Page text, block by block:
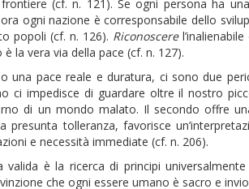
(cf. n. 121). Se ogni persona ha
ogni nazione è corresponsabile dello
popoli (cf. n. 126). Riconoscere
la vera via della pace (cf. n. 127).
una pace reale e duratura, ci sono due
ci impedisce di guardare oltre il nostro
di un mondo malato. Il secondo offre
presunta tolleranza, favorisce
e necessità immediate (cf. n. 206).
valida è la ricerca di principi
che ogni essere umano è sacro e